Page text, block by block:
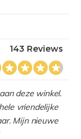
143 Reviews
deze winkel.
vriendelijke
Mijn nieuwe